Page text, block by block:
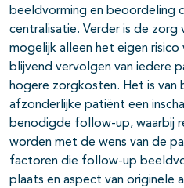
beeldvorming en beoordeling
centralisatie. Verder is de zorg
mogelijk alleen het eigen
blijvend vervolgen van iedere
hogere zorgkosten. Het is van
afzonderlijke patiënt een
benodigde follow-up, waarbij
worden met de wens van de
factoren die follow-up
plaats en aspect van originele